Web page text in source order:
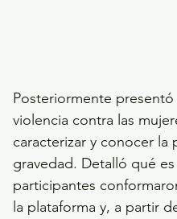
Posteriormente
violencia contra las
caracterizar y conocer la
gravedad. Detalló qué
participantes
la plataforma y, a partir